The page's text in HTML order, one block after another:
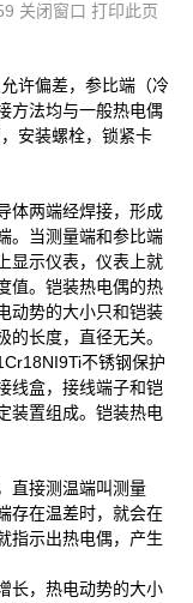
关闭窗口 打印此页
许偏差，参比端（冷
方法均与一般热电偶
安装螺栓，锁紧卡
体两端经焊接，形成
。当测量端和参比端
显示仪表，仪表上就
值。铠装热电偶的热
动势的大小只和铠装
长度，直径无关。
不锈钢保护
线盒，接线端子和铠
装置组成。铠装热电
直接测温端叫测量
存在温差时，就会在
指示出热电偶，产生
长，热电动势的大小